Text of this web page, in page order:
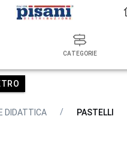
CATEGORIE
DIDATTICA PASTELLI